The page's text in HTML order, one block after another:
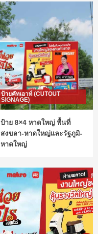
ป้ายคัทเอาท์ (CUTOUT
SIGNAGE)
ป้าย 8×4 หาดใหญ่ พื้นที่
สงขลา-หาดใหญ่และรัฐภูมิ-
หาดใหญ่